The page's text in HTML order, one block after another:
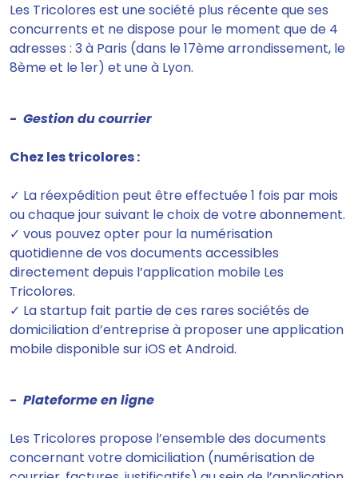
Les Tricolores est une société plus récente que ses
concurrents et ne dispose pour le moment que de 4
adresses : 3 à Paris (dans le 17ème arrondissement, le
8ème et le 1er) et une à Lyon.
- Gestion du courrier
Chez les tricolores :
✓ La réexpédition peut être effectuée 1 fois par mois
ou chaque jour suivant le choix de votre abonnement.
✓ vous pouvez opter pour la numérisation
quotidienne de vos documents accessibles
directement depuis l’application mobile Les
Tricolores.
✓ La startup fait partie de ces rares sociétés de
domiciliation d’entreprise à proposer une application
mobile disponible sur iOS et Android.
- Plateforme en ligne
Les Tricolores propose l’ensemble des documents
concernant votre domiciliation (numérisation de